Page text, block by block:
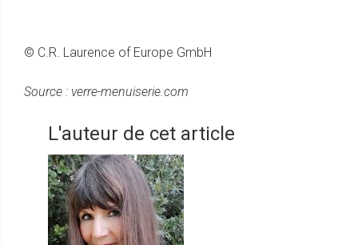
© C.R. Laurence of Europe GmbH
Source : verre-menuiserie.com
L'auteur de cet article